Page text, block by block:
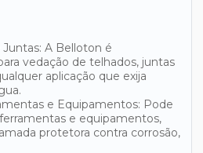
A Belloton é
vedação de telhados, juntas
aplicação que exija
e Equipamentos: Pode
e equipamentos,
protetora contra corrosão,